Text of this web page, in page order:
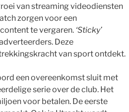
van streaming videodiensten
zorgen voor een
te vergaren. ‘Sticky’
Deze
van sport ontdekt.
een overeenkomst sluit met
serie over de club. Het
voor betalen. De eerste